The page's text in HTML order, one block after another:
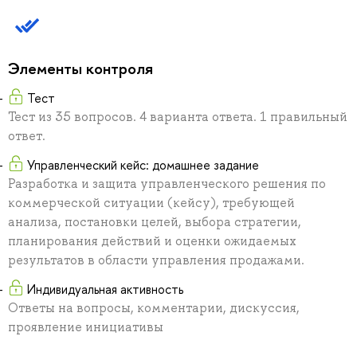
Элементы контроля
Тест
Тест из 35 вопросов. 4 варианта ответа. 1 правильный
ответ.
Управленческий кейс: домашнее задание
Разработка и защита управленческого решения по
коммерческой ситуации (кейсу), требующей
анализа, постановки целей, выбора стратегии,
планирования действий и оценки ожидаемых
результатов в области управления продажами.
Индивидуальная активность
Ответы на вопросы, комментарии, дискуссия,
проявление инициативы